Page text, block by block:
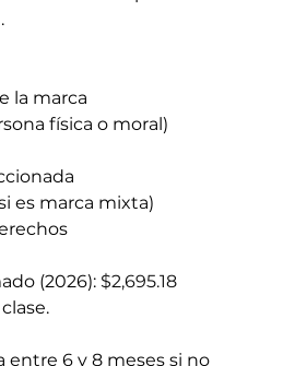
la marca
física o moral)
es marca mixta)
(2026): $2,695.18
entre 6 y 8 meses si no